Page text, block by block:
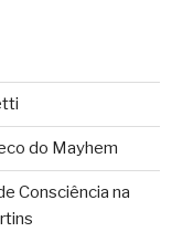
do Mayhem
Consciência na